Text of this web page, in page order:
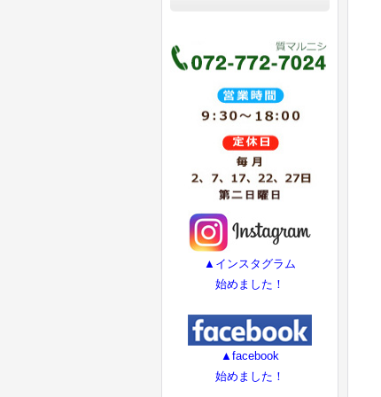
▲インスタグラム
始めました！
▲facebook
始めました！